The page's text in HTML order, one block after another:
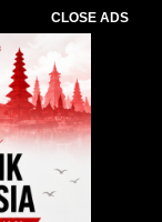
CLOSE ADS